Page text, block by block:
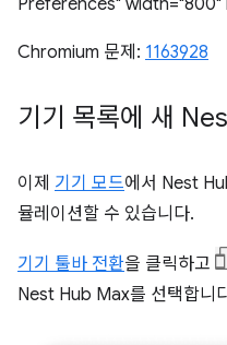
Preferences" width="800"
Chromium 문제: 1163928
기기 목록에 새
이제 기기 모드에서 Nest
뮬레이션할 수 있습니다.
기기 툴바 전환을 클릭하고
Nest Hub Max를 선택합니